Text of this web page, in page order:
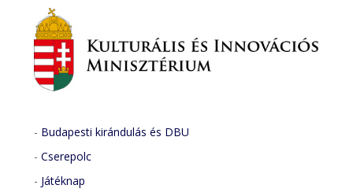
- Budapesti kirándulás és DBU
-Cserepolc
- Játéknap